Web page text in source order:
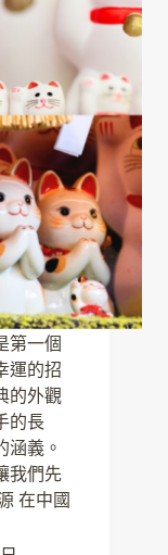
第一個
運的招
的外觀
的長
涵義。
我們先
在中國